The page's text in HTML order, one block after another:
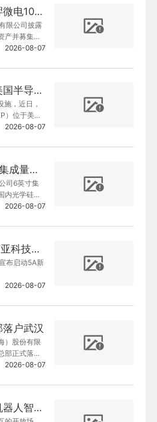
华天科技拟收购华羿微电100%股份
限公司披露
产并募集配
案）》，公
以下简称“华
2026-08-07
诺基亚收购恩智浦美国半导体工厂以扩建InP产能
施，近日，
）位于美国
工厂，计划
2026-08-07
华海清科首台6英寸集成量测装备出机
司6英寸集
内光学硅材
2026-08-07
3466亿元新台币 南亚科技启动5A新厂长期投资计划
布启动5A新
2026-08-07
户武汉
）股份有限
部正式落户
备研发，已
式投入运
2026-08-07
分布式大脑内部：机器人智能的载体